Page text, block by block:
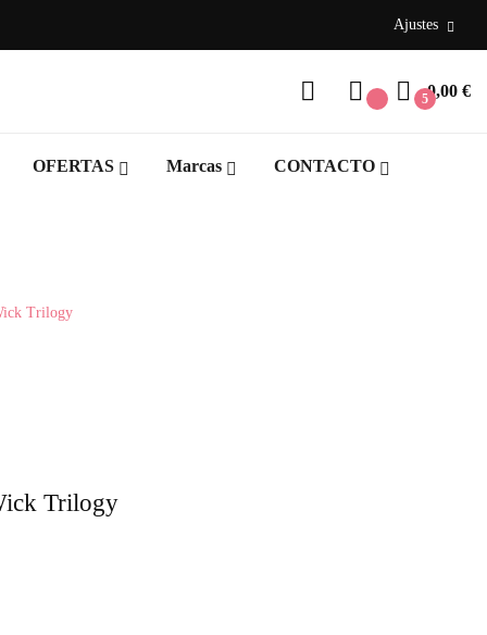
Ajustes
50,00 €
OFERTAS Marcas CONTACTO
Trilogy
Trilogy